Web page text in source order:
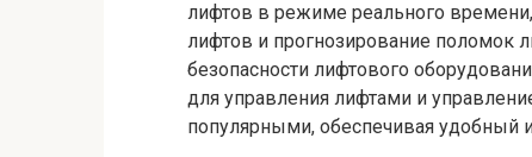
лифтов в режиме реального
лифтов и прогнозирование поломок
безопасности лифтового
для управления лифтами и
популярными, обеспечивая удобный